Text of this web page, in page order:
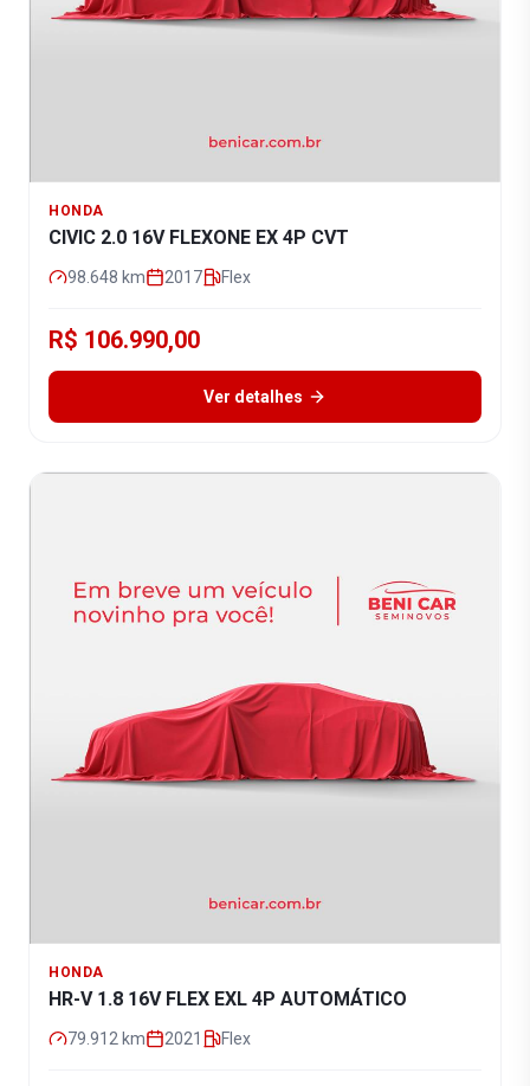
HONDA
CIVIC 2.0 16V FLEXONE EX 4P CVT
98.648 km 2017 Flex
R$ 106.990,00
Ver detalhes
HONDA
HR-V 1.8 16V FLEX EXL 4P AUTOMÁTICO
79.912 km 2021 Flex